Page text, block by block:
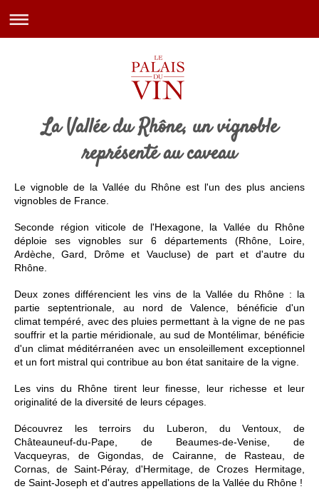
La Vallée du Rhône, un vignoble
représenté au caveau
Le vignoble de la Vallée du Rhône est l'un des plus anciens
vignobles de France.
Seconde région viticole de l'Hexagone, laVallée du Rhône
déploie ses vignobles sur 6 départements (Rhône, Loire,
Ardèche, Gard, Drôme et Vaucluse) de part et d'autre du
Rhône.
Deux zones différencient les vins de la Vallée du Rhône : la
partie septentrionale, au nord de Valence, bénéficie d'un
climat tempéré, avec des pluies permettant à la vigne de ne pas
souffrir et la partie méridionale, au sud de Montélimar, bénéficie
d'un climat méditérranéen avec un ensoleillement exceptionnel
et un fort mistral qui contribue au bon état sanitaire de la vigne.
Les vins du Rhône tirent leur finesse, leur richesse et leur
originalité de la diversité de leurs cépages.
Découvrez les terroirs du Luberon, du Ventoux, de
Châteauneuf-du-Pape, de Beaumes-de-Venise, de
Vacqueyras, de Gigondas, de Cairanne, de Rasteau, de
Cornas, de Saint-Péray, d'Hermitage, de Crozes Hermitage
de Saint-Joseph et d'autres appellations de la Vallée du Rhône !